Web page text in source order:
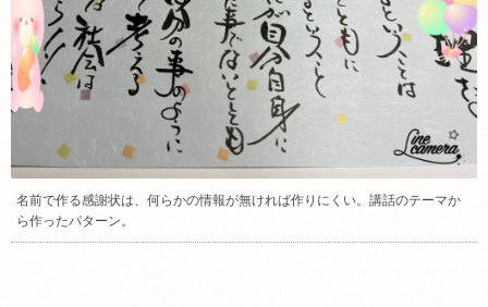
名前で作る感謝状は、何らかの情報が無ければ作りにくい。講話のテーマか
ら作ったパターン。